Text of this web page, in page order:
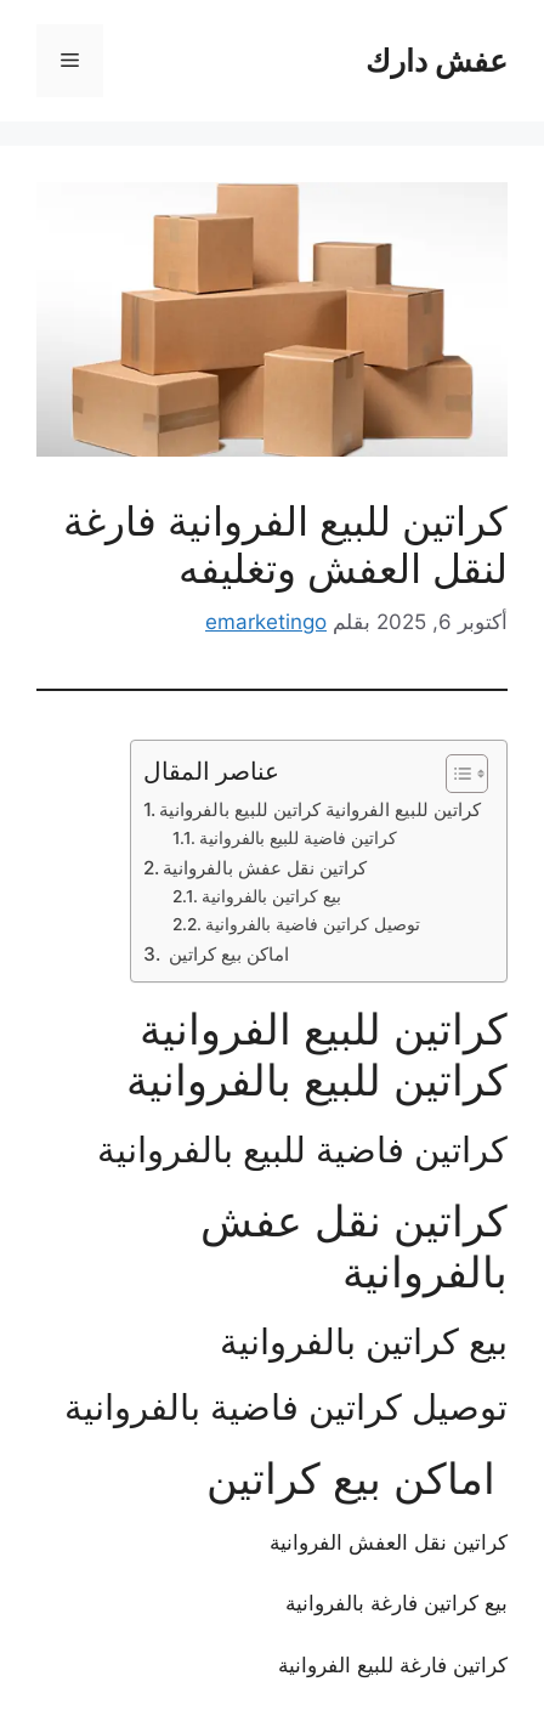
المحتوىعفش دارك القائمة
كراتين للبيع الفروانية فارغة
لنقل العفش وتغليفه
أكتوبر 6, 2025 بقلم emarketingo
عناصر المقال
كراتين للبيع الفروانية كراتين للبيع بالفروانية
كراتين فاضية للبيع بالفروانية
كراتين نقل عفش بالفروانية
بيع كراتين بالفروانية
توصيل كراتين فاضية بالفروانية
اماكن بيع كراتين
كراتين للبيع الفروانية
كراتين للبيع بالفروانية
كراتين فاضية للبيع بالفروانية
كراتين نقل عفش
بالفروانية
بيع كراتين بالفروانية
توصيل كراتين فاضية بالفروانية
اماكن بيع كراتين
كراتين نقل العفش الفروانية
بيع كراتين فارغة بالفروانية
كراتين فارغة للبيع الفروانية